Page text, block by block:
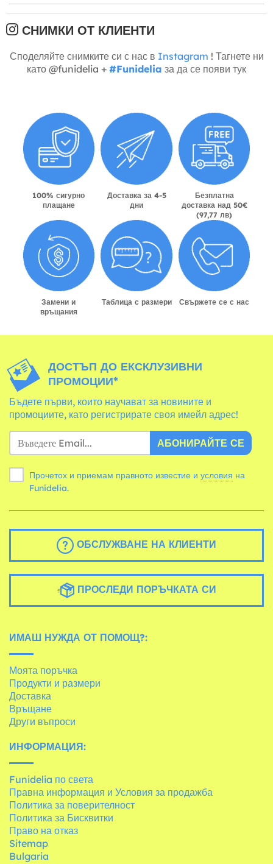
СНИМКИ ОТ КЛИЕНТИ
Споделяйте снимките си с нас в Instagram ! Тагнете ни
като @funidelia + #Funidelia за да се появи тук
100% сигурно
плащане
Доставка за 4-5
дни
Безплатна
доставка над 50€
(97,77 лв)
Замени и
връщания
Таблица с размери Свържете се с нас
ДОСТЪП ДО ЕКСКЛУЗИВНИ
ПРОМОЦИИ*
Бъдете първи, които научават за новините и
промоциите, като регистрирате своя имейл адрес!
АБОНИРАЙТЕ СЕ
Прочетох и приемам правното известие и условия
Funidelia.
ОБСЛУЖВАНЕ НА КЛИЕНТИ
ПРОСЛЕДИ ПОРЪЧКАТА СИ
ИМАШ НУЖДА ОТ ПОМОЩ?:
Моята поръчка
Продукти и размери
Доставка
Връщане
Други въпроси
ИНФОРМАЦИЯ:
Funidelia по света
Правна информация и Условия за продажба
Политика за поверителност
Политика за Бисквитки
Право на отказ
Sitemap
Bulgaria